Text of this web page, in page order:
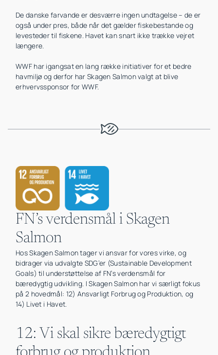
De danske farvande er desværre ingen undtagelse – de er
også under pres, både når det gælder fiskebestande og
levesteder til fiskene. Havet kan snart ikke trække vejret
længere.
WWF har igangsat en lang række initiativer for et bedre
havmiljø og derfor har Skagen Salmon valgt at blive
erhvervssponsor for WWF.
FN’s verdensmål i Skagen
Salmon
Hos Skagen Salmon tager vi ansvar for vores virke, og
bidrager via udvalgte SDG’er (Sustainable Development
Goals) til understøttelse af FN’s verdensmål for
bæredygtig udvikling. I Skagen Salmon har vi særligt fokus
på 2 hovedmål: 12) Ansvarligt Forbrug og Produktion, og
14) Livet i Havet.
12: Vi skal sikre bæredygtigt